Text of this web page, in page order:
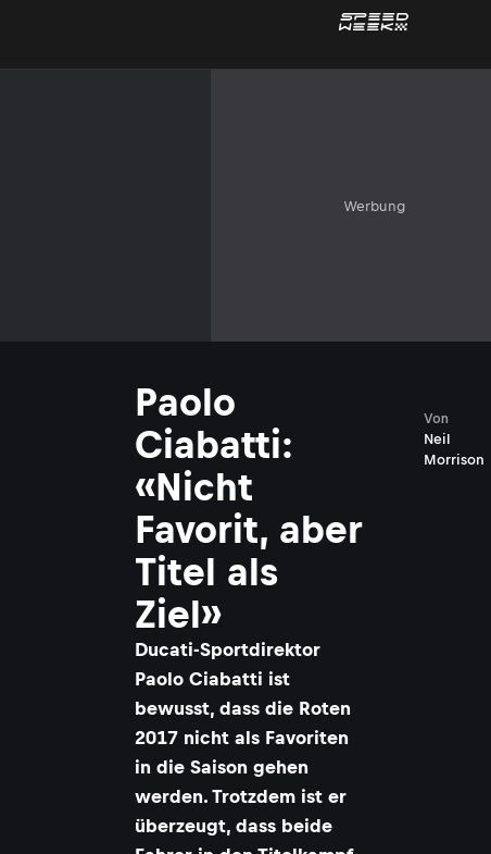
Werbung
Paolo
Ciabatti:
«Nicht
Favorit, aber
Titel als
Ziel»
Ducati-Sportdirektor
Paolo Ciabatti ist
bewusst, dass die Roten
2017 nicht als Favoriten
in die Saison gehen
werden. Trotzdem ist er
überzeugt, dass beide
Neil
Morrison
Von